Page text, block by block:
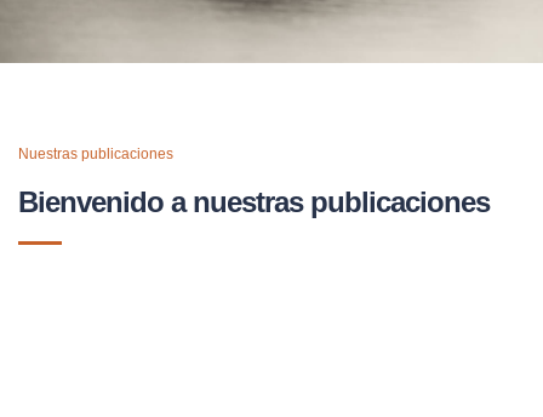
Nuestras publicaciones
Bienvenido a nuestras publicaciones